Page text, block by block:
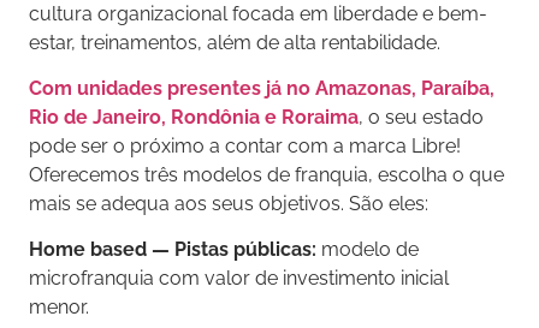
cultura organizacional focada em liberdade e bem-
estar, treinamentos, além de alta rentabilidade.
Com unidades presentes já no Amazonas, Paraíba,
Rio de Janeiro, Rondônia e Roraima, o seu estado
pode ser o próximo a contar com a marca Libre!
Oferecemos três modelos de franquia, escolha o que
mais se adequa aos seus objetivos. São eles:
Home based — Pistas públicas: modelo de
microfranquia com valor de investimento inicial
menor.